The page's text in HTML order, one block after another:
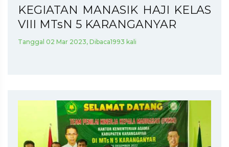
KEGIATAN MANASIK HAJI KELAS
VIII MTsN 5 KARANGANYAR
Tanggal 02 Mar 2023, Dibaca1993 kali